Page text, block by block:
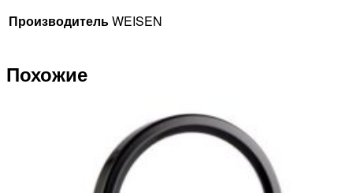
ПроизводительWEISEN
Похожие